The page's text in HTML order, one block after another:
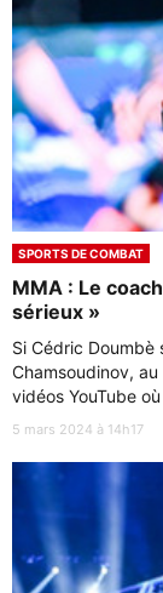
SPORTS DE COMBAT
MMA : Le
sérieux »
Si Cédric Doumbè
Chamsoudinov,
vidéos YouTube
5 mars 2024 à 14h17